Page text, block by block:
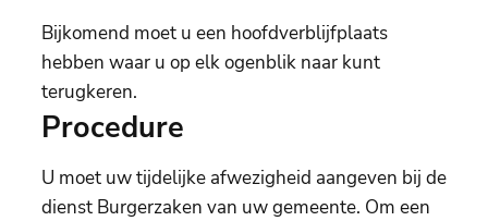
Bijkomend moet u een hoofdverblijfplaats
hebben waar u op elk ogenblik naar kunt
terugkeren.
Procedure
U moet uw tijdelijke afwezigheid aangeven bij de
dienst Burgerzaken van uw gemeente. Om een